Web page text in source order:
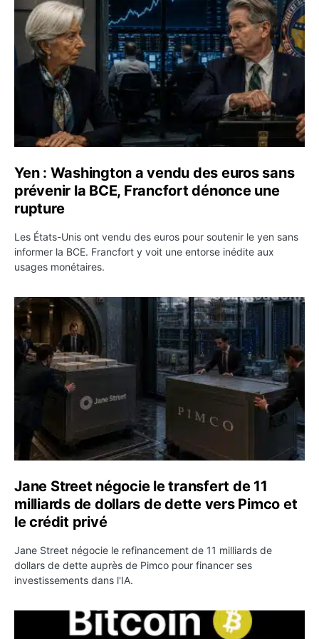
Yen : Washington a vendu des euros sans
prévenir la BCE, Francfort dénonce une
rupture
Les États-Unis ont vendu des euros pour soutenir le yen sans
informer la BCE. Francfort y voit une entorse inédite aux
usages monétaires.
Jane Street négocie le transfert de 11 milliards de
Jane Street négocie le transfert de 11
milliards de dollars de dette vers Pimco et
le crédit privé
Jane Street négocie le refinancement de 11 milliards de
dollars de dette auprès de Pimco pour financer ses
investissements dans l'IA.
Bitcoin stagne à 64 000 dollars pendant que les